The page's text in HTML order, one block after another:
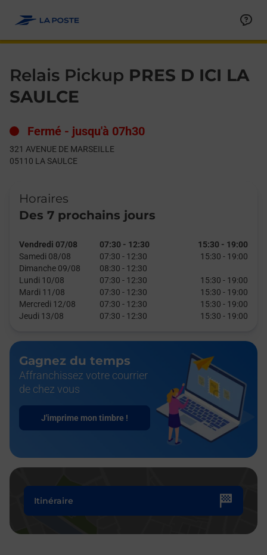
Relais Pickup PRES D ICI LA
SAULCE
Fermé - jusqu'à 07h30
321 AVENUE DE MARSEILLE
05110 LA SAULCE
Horaires
Des 7 prochains jours
Vendredi 07/08 07:30 - 12:30 15:30 - 19:00
Samedi 08/08
07:30 - 12:30 15:30 - 19:00
Dimanche 09/08
08:30 - 12:30
Lundi 10/08
07:30 - 12:30 15:30 - 19:00
Mardi 11/08
07:30 - 12:30 15:30 - 19:00
Mercredi 12/08
07:30 - 12:30 15:30 - 19:00
Jeudi 13/08
07:30 - 12:30 15:30 - 19:00
Gagnez du temps
Affranchissez votre courrier
de chez vous
J'imprime mon timbre !
Itinéraire